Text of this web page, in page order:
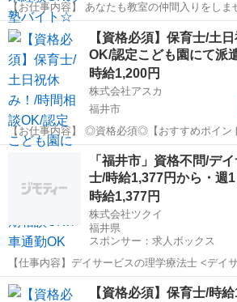
【お仕事内容】 あなたも教室の仲間入りをしませんか？ 大
すのが苦手な方、 塾講師未経験の方、 まずは
か?? ITTO個別指導学院では、 「７つの習慣J(R)」を始め、確立され
た研修によって...
福井 越前開発駅 塾講師
【資格必須】保育士/土
OK/認定こども園にて派
時給1,200円
株式会社アスカ
福井市
【お仕事内容】 ◎資格必須◎【おすすめポ
‥…━━☆☆☆ ＊残業持ち帰りなし♪ フルタイ
す！ ＊土日祝休みなので、 プライベートと
アノが苦手な方も大丈夫です...
保育士
「福井市」資格不問/デ
士/時給1,377円から・週
時給1,377円
株式会社ツクイ
福井県
スポンサー：求人ボックス
【仕事内容】デイサービスの理学療法士 <デイ
主なお仕事: 個別機能訓練の計画作成、実施、
グラムの作成、実施、評価 他スタッフと連携し
アルバイト・パート
【資格必須】保育士/時